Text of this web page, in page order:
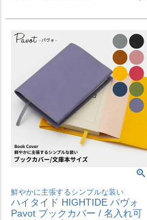
鮮やかに主張するシンプルな装い
ハイタイド HIGHTIDE パヴォ
Pavot ブックカバー / 名入れ可